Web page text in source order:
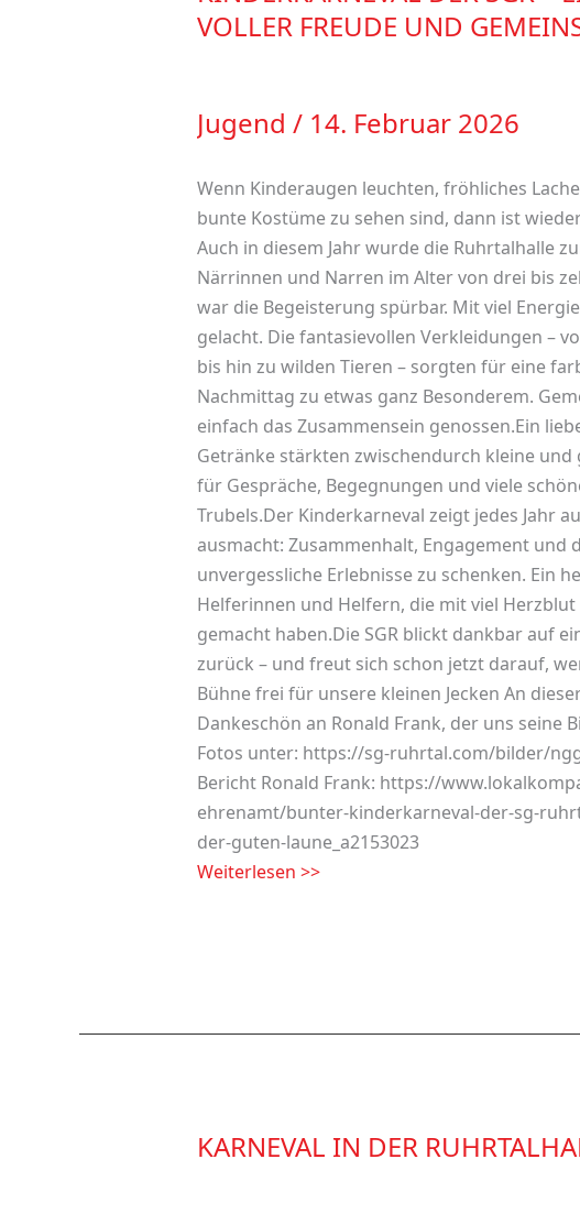
VOLLER FREUDE UND
Jugend / 14. Februar 2026
Wenn Kinderaugen leuchten, fröhliches
bunte Kostüme zu sehen sind, dann ist
Auch in diesem Jahr wurde die Ruhrtalhalle
Närrinnen und Narren im Alter von drei bis
war die Begeisterung spürbar. Mit viel
gelacht. Die fantasievollen Verkleidungen –
bis hin zu wilden Tieren – sorgten für eine
Nachmittag zu etwas ganz Besonderem.
einfach das Zusammensein genossen.Ein
Getränke stärkten zwischendurch kleine und
für Gespräche, Begegnungen und viele
Trubels.Der Kinderkarneval zeigt jedes Jahr
ausmacht: Zusammenhalt, Engagement und
unvergessliche Erlebnisse zu schenken. Ein
Helferinnen und Helfern, die mit viel
gemacht haben.Die SGR blickt dankbar auf
zurück – und freut sich schon jetzt darauf,
Bühne frei für unsere kleinen Jecken An
Dankeschön an Ronald Frank, der uns seine
Fotos unter: https://sg-ruhrtal.com/bilder/
Bericht Ronald Frank: https://
ehrenamt/bunter-kinderkarneval-der-sg-
der-guten-laune_a2153023
DER
HANDBALLFEST
FREUDE
UND
GEMEINSCHAFT
Weiterlesen >>
KARNEVAL IN DER
KARNEVAL